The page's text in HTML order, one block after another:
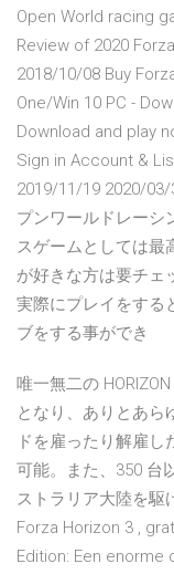
Open World racing
Review of 2020
2018/10/08 Buy
One/Win 10 PC -
Download and play
Sign in Account &
2019/11/19 2020/
プンワールドレーシ
スゲームとしては最
が好きな方は要チェ
実際にプレイをする
ブをする事ができ
唯一無二の
となり、ありとあら
ドを雇ったり解雇
可能。また、350 台
ストラリア大陸を駆
Forza Horizon 3 ,
Edition: Een